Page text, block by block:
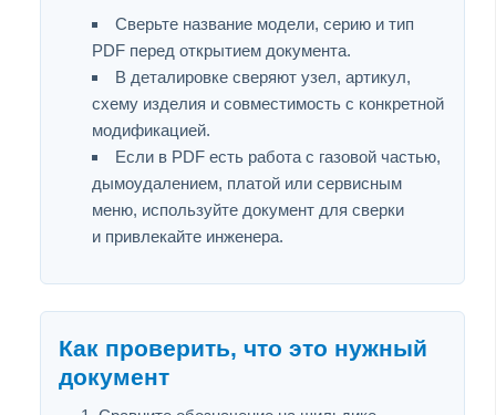
Сверьте название модели, серию и тип
PDF перед открытием документа.
В деталировке сверяют узел, артикул,
схему изделия и совместимость с конкретной
модификацией.
Если в PDF есть работа с газовой частью,
дымоудалением, платой или сервисным
меню, используйте документ для сверки
и привлекайте инженера.
Как проверить, что это нужный
документ